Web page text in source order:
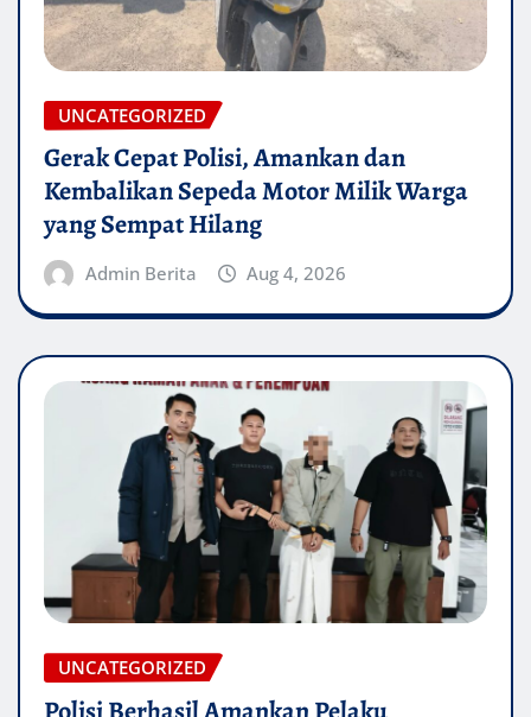
UNCATEGORIZED
Gerak Cepat Polisi, Amankan dan
Kembalikan Sepeda Motor Milik Warga
yang Sempat Hilang
Admin Berita Aug 4, 2026
UNCATEGORIZED